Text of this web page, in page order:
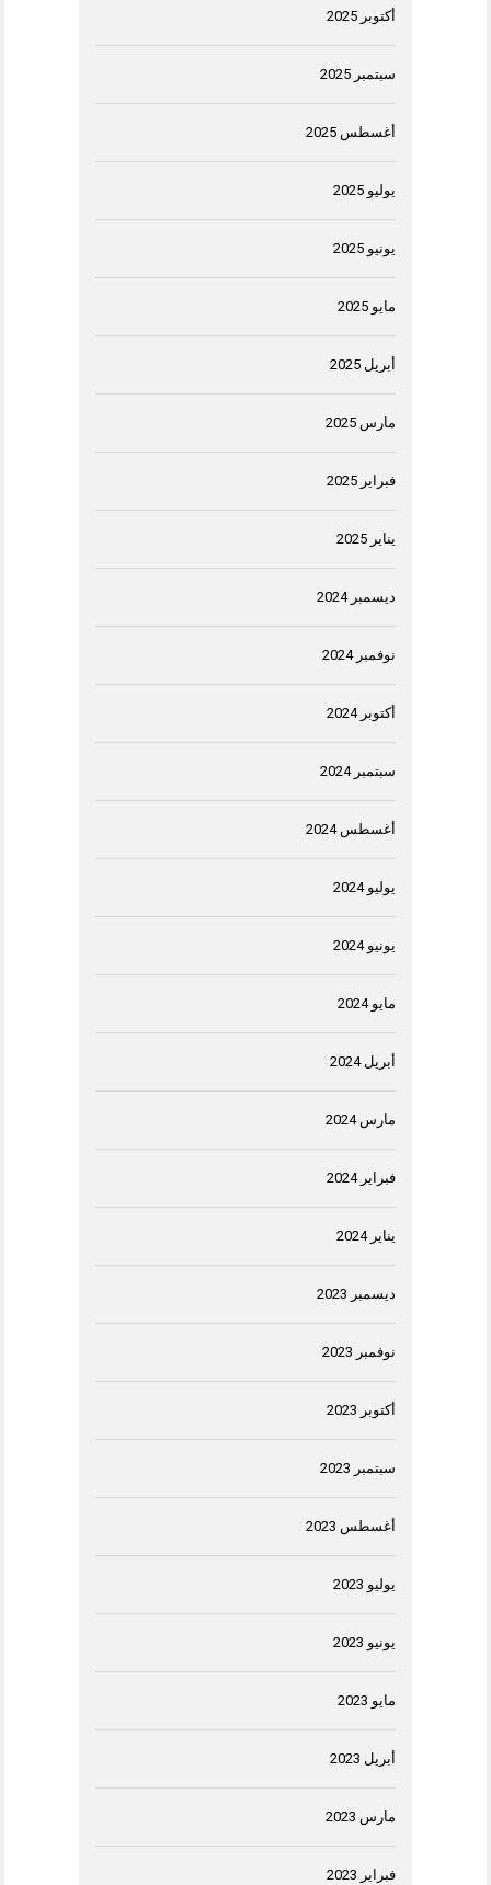
أكتوبر 2025
سبتمبر 2025
أغسطس 2025
يوليو 2025
يونيو 2025
مايو 2025
أبريل 2025
مارس 2025
فبراير 2025
يناير 2025
ديسمبر 2024
نوفمبر 2024
أكتوبر 2024
سبتمبر 2024
أغسطس 2024
يوليو 2024
يونيو 2024
مايو 2024
أبريل 2024
مارس 2024
فبراير 2024
يناير 2024
ديسمبر 2023
نوفمبر 2023
أكتوبر 2023
سبتمبر 2023
أغسطس 2023
يوليو 2023
يونيو 2023
مايو 2023
أبريل 2023
مارس 2023
فبراير 2023